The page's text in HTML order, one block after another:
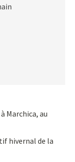
Marchica, au
hivernal de la